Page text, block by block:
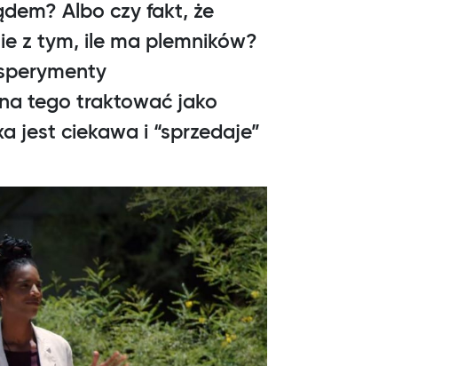
Albo czy fakt, że
z tym, ile ma plemników?
tego traktować jako
jest ciekawa i “sprzedaje”